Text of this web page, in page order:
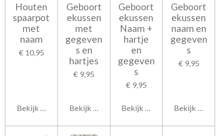
Houten
spaarpot
met
naam
€ 10,95
Bekijk details
Geboort
ekussen
met
gegeven
s en
hartjes
€ 9,95
Bekijk details
Geboort
ekussen
Naam +
hartje
en
gegeven
s
€ 9,95
Bekijk details
Geboort
ekussen
naam en
gegeven
s
€ 9,95
Bekijk details